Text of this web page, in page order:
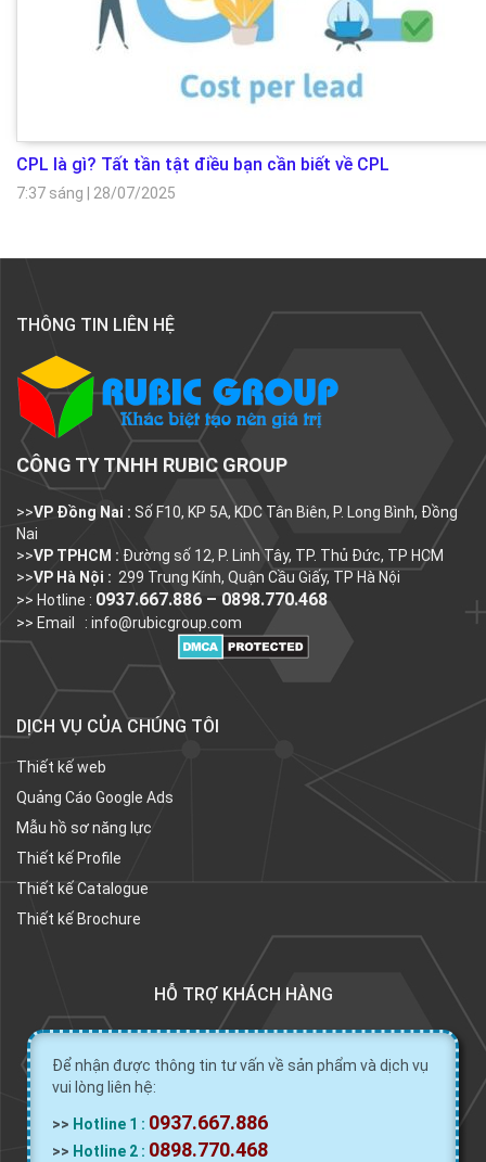
CPL là gì? Tất tần tật điều bạn cần biết về CPL
7:37 sáng 28/07/2025
THÔNG TIN LIÊN HỆ
CÔNG TY TNHH RUBIC GROUP
>>VP Đồng Nai : Số F10, KP 5A, KDC Tân Biên, P. Long Bình, Đồng
Nai
>>VP TPHCM : Đường số 12, P. Linh Tây, TP. Thủ Đức, TP HCM
>>VP Hà Nội : 299 Trung Kính, Quận Cầu Giấy, TP Hà Nội
>> Hotline : 0937.667.886 – 0898.770.468
>> Email : info@rubicgroup.com
DỊCH VỤ CỦA CHÚNG TÔI
Thiết kế web
Quảng Cáo Google Ads
Mẫu hồ sơ năng lực
Thiết kế Profile
Thiết kế Catalogue
Thiết kế Brochure
HỖ TRỢ KHÁCH HÀNG
Để nhận được thông tin tư vấn về sản phẩm và dịch vụ
vui lòng liên hệ:
>> Hotline 1 : 0937.667.886
>> Hotline 2 : 0898.770.468